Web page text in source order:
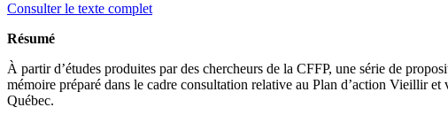
Consulter le texte complet
Résumé
À partir d’études produites par des chercheurs de la CFFP, une série de
mémoire préparé dans le cadre consultation relative au Plan d’action Vieillir
Québec.